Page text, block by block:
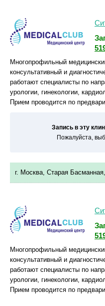
Многопрофильный
консультативный и
работают специалисты по
урологии, гинекологии,
Прием проводится по
Запись в эту
Пожалуйста,
г. Москва, Старая
Многопрофильный
консультативный и
работают специалисты по
урологии, гинекологии,
Прием проводится по